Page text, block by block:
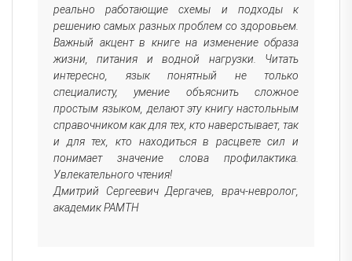
реально работающие схемы и подходы к
решению самых разных проблем со здоровьем.
Важный акцент в книге на изменение образа
жизни, питания и водной нагрузки. Читать
интересно, язык понятный не только
специалисту, умение объяснить сложное
простым языком, делают эту книгу настольным
справочником как для тех, кто наверстывает, так
и для тех, кто находиться в расцвете сил и
понимает значение слова профилактика.
Увлекательного чтения!
Дмитрий Сергеевич Дергачев, врач-невролог,
академик РАМТН